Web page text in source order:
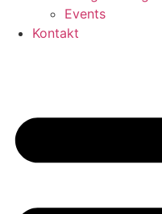
Events
Kontakt